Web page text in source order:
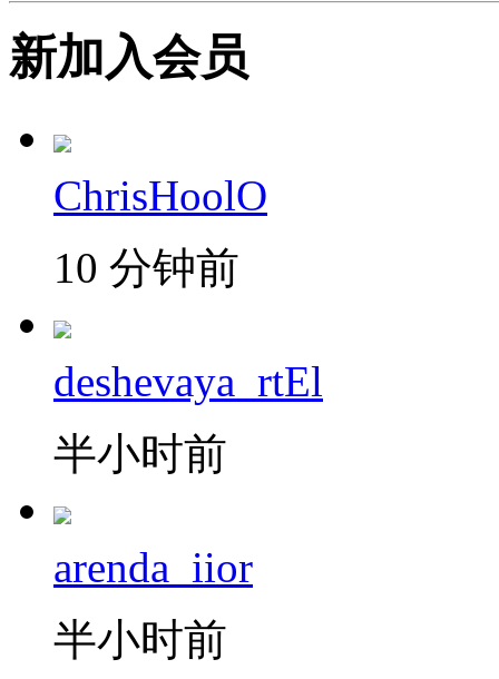
新加入会员
ChrisHoolO
10 分钟前
deshevaya_rtEl
半小时前
arenda_iior
半小时前